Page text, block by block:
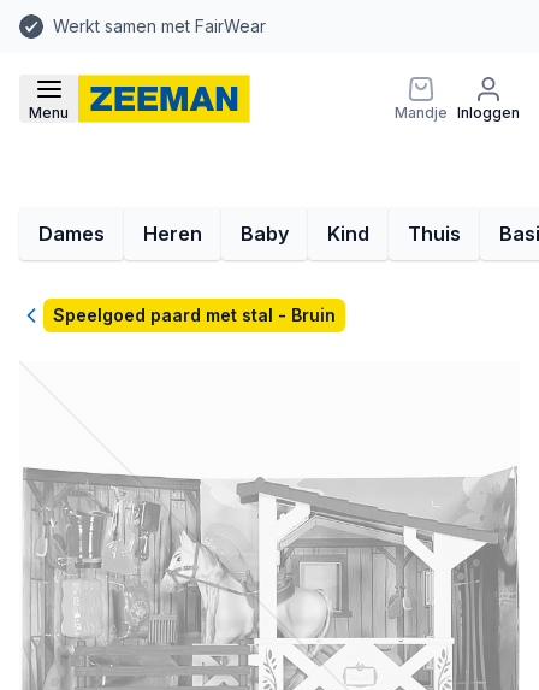
Werkt samen met FairWear
Menu Mandje Inloggen
Dames Heren Baby Kind Thuis
TerugSpeelgoed paard met stal - Bruin